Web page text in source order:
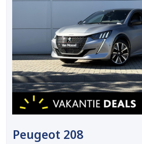
Peugeot 208